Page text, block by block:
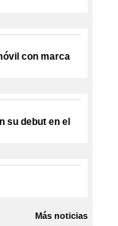
con marca
su debut en el
Más noticias